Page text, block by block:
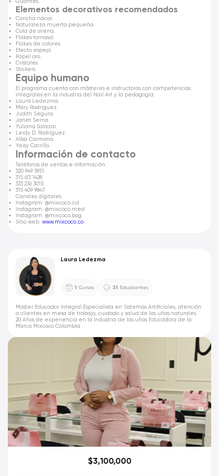
Guantes.
Elementos decorativos recomendados
Concha nácar.
Naturaleza muerta pequeña.
Cola de sirena.
Flakes tornasol.
Flakes de colores.
Efecto espejo.
Papel oro.
Cristales.
Stickers.
Equipo humano
El programa cuenta con másteres e instructoras con competencias
integrales en la industria del Nail Art y la pedagogía:
Laura Ledezma.
Mary Rodríguez.
Judith Segura.
Janet Serna.
Yuliana Salazar.
Leidy D. Rodríguez.
Alba Carmona.
Yeisy Carrillo.
Información de contacto
Teléfonos de ventas e información:
320 949 5951.
315 613 1428.
333 236 3015.
315 409 9847.
Canales digitales:
Instagram: @mixcoco.col
Instagram: @mixcoco.med
Instagram: @mixcoco.bog
Sitio web: www.mixcoco.co
Laura Ledezma
1 Cursos 31 Estudiantes
Master Educador Integral Especialista en Sistemas Artificiales, atención
a clientes en mesa de trabajo, cuidado y salud de las uñas naturales.
20 Años de experiencia en la Industria de las uñas Educadora de la
Marca Mixcoco Colombia.
$3,100,000